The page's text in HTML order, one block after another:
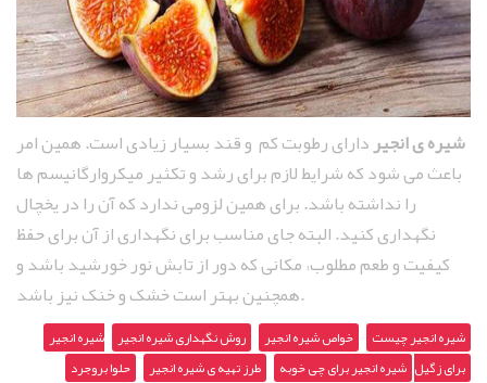
شیره‌ ی انجیردارای رطوبت کم و قند بسیار زیادی است. همین امر
باعث می‌ شود که شرایط لازم برای رشد و تکثیر میکروارگانیسم ‌ها
را نداشته باشد. برای همین لزومی ندارد که آن را در یخچال
نگهداری کنید. البته جای مناسب برای نگهداری از آن برای حفظ
کیفیت و طعم مطلوب، مکانی که دور از تابش نور خورشید باشد و
همچنین بهتر است خشک و خنک نیز باشد.
شیره انجیر چیست خواص شیره انجیر روش نگهداری شیره انجیر شیره انجیر
برای زگیل شیره انجیر برای چی خوبه طرز تهیه ی شیره انجیر حلوا بروجرد